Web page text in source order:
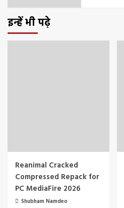
इन्हें भी पढ़े
Reanimal Cracked
Compressed Repack for
PC MediaFire 2026
Shubham Namdeo